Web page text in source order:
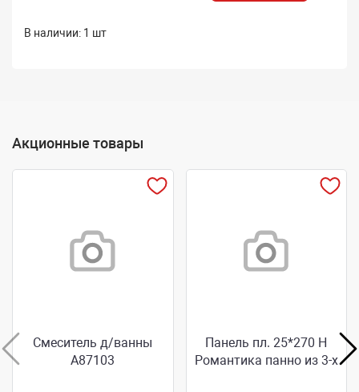
В наличии: 1 шт
Акционные товары
Смеситель д/ванны
А87103
Панель пл. 25*270 Н
Романтика панно из 3-х